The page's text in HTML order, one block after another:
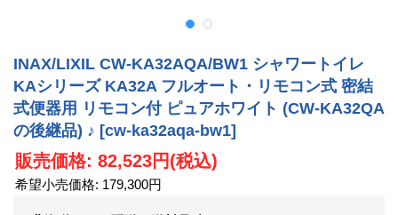
INAX/LIXIL CW-KA32AQA/BW1 シャワートイレ
KAシリーズ KA32A フルオート・リモコン式 密結
式便器用 リモコン付 ピュアホワイト (CW-KA32QA
の後継品) ♪ [cw-ka32aqa-bw1]
販売価格: 82,523円(税込)
希望小売価格: 179,300円